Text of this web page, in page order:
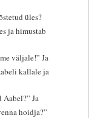
üles?
ja himustab
väljale!” Ja
kallale ja
Ja
hoidja?”